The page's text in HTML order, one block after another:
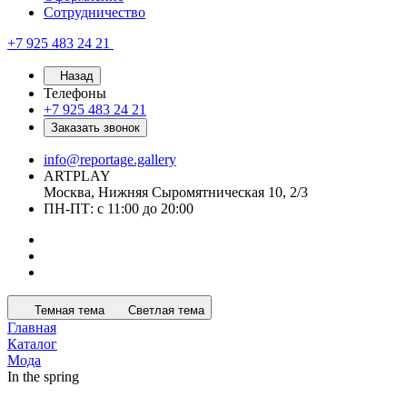
Сотрудничество
+7 925 483 24 21
Назад
Телефоны
+7 925 483 24 21
Заказать звонок
info@reportage.gallery
ARTPLAY
Москва, Нижняя Сыромятническая 10, 2/3
ПН-ПТ: с 11:00 до 20:00
Темная тема Светлая тема
Главная
Каталог
Мода
In the spring